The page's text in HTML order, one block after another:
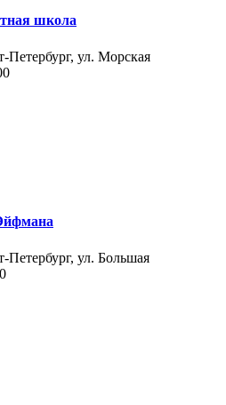
школа
Петербург, ул. Морская
Петербург, ул. Большая